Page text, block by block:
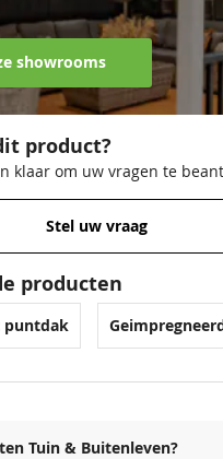
Zilvergrijs
68,50
Donkergrijs
68,50
showrooms
product?
klaar om uw vragen te
Stel uw vraag
producten
puntdak
Tuin & Buitenleven?